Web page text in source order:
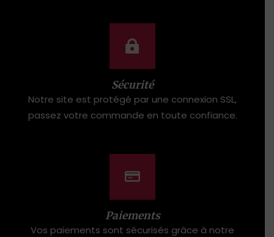
Sécurité
Notre site est protégé par une connexion SSL,
passez votre commande en toute confiance.
Paiements
Vos paiements sont sécurisés grâce à notre